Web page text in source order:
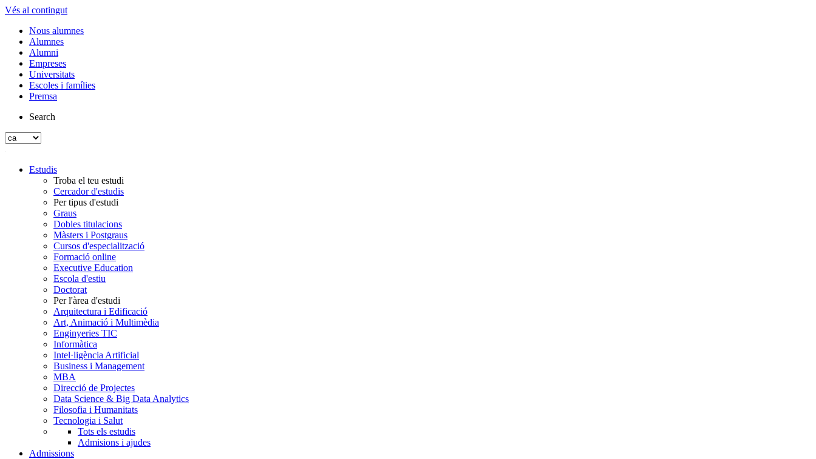
Vés al contingut
Nous alumnes
Alumnes
Alumni
Empreses
Universitats
Escoles i famílies
Premsa
Search
Estudis
Troba el teu estudi
Cercador d'estudis
Per tipus d'estudi
Graus
Dobles titulacions
Màsters i Postgraus
Cursos d'especialització
Formació online
Executive Education
Escola d'estiu
Doctorat
Per l'àrea d'estudi
Arquitectura i Edificació
Art, Animació i Multimèdia
Enginyeries TIC
Informàtica
Intel·ligència Artificial
Business i Management
MBA
Direcció de Projectes
Data Science & Big Data Analytics
Filosofia i Humanitats
Tecnologia i Salut
Tots els estudis
Admisions i ajudes
Admissions